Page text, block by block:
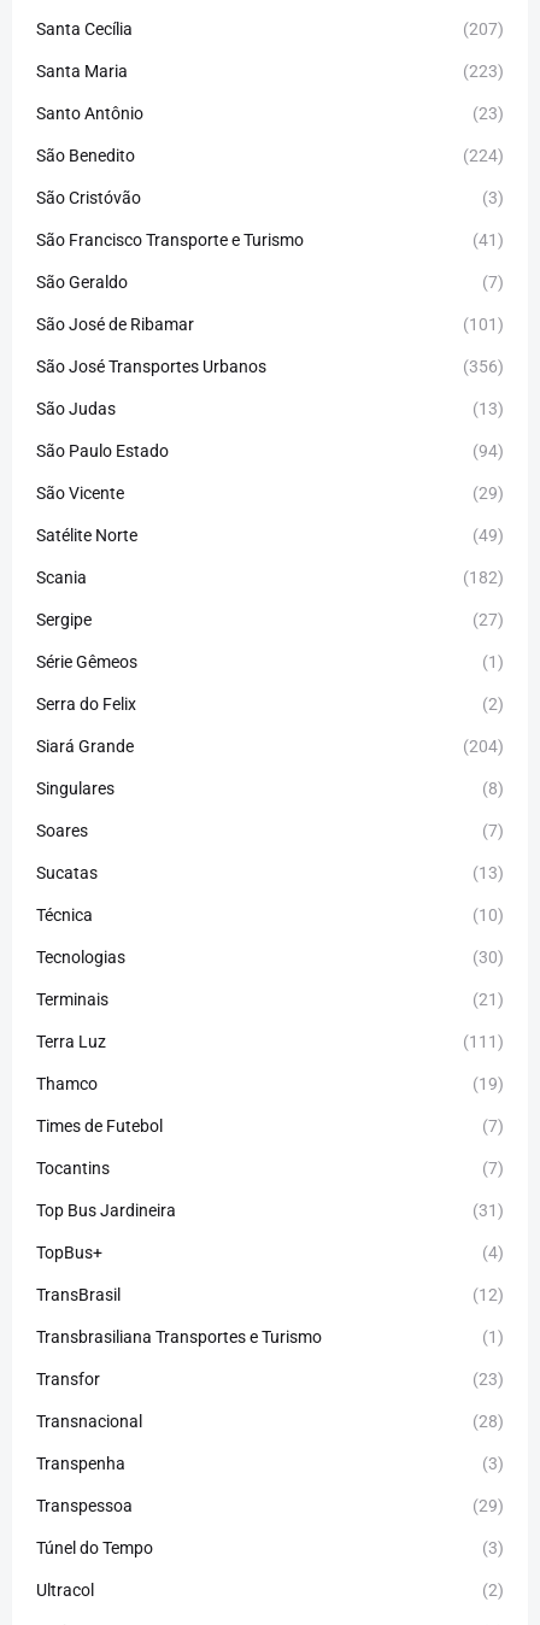
Santa Cecília (207)
Santa Maria (223)
Santo Antônio (23)
São Benedito (224)
São Cristóvão (3)
São Francisco Transporte e Turismo (41)
São Geraldo (7)
São José de Ribamar (101)
São José Transportes Urbanos (356)
São Judas (13)
São Paulo Estado (94)
São Vicente (29)
Satélite Norte (49)
Scania (182)
Sergipe (27)
Série Gêmeos (1)
Serra do Felix (2)
Siará Grande (204)
Singulares (8)
Soares (7)
Sucatas (13)
Técnica (10)
Tecnologias (30)
Terminais (21)
Terra Luz (111)
Thamco (19)
Times de Futebol (7)
Tocantins (7)
Top Bus Jardineira (31)
TopBus+ (4)
TransBrasil (12)
Transbrasiliana Transportes e Turismo (1)
Transfor (23)
Transnacional (28)
Transpenha (3)
Transpessoa (29)
Túnel do Tempo (3)
Ultracol (2)